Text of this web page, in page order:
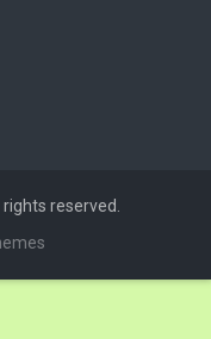
rights reserved.